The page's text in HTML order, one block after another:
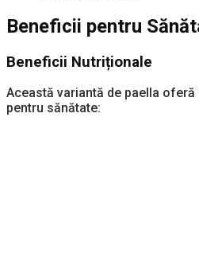
Beneficii pentru
Beneficii Nutriționale
Această variantă de paella
pentru sănătate: